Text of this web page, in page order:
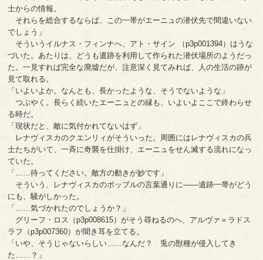
士からの情報。
それらを総合するならば、この一帯がエーニュの潜伏先で間違いない
でしょう」
そういうイルナス・フィンナへ、アト・サイン （p3p001394）はうな
づいた。あたりは、どうも遺跡を利用して作られた潜伏場所のようだっ
た。一見すれば完全な廃墟だが、注意深く見てみれば、人の生活の跡が
見て取れる。
「いよいよか。なんとも、長かったような、そうでないような」
つぶやく。長らく続いたエーニュとの縁も、いよいよここで終わらせ
る時だ。
「現状だと、敵に気付かれてないはず」
レナヴィスカのクエンリィがそういった。周囲にはレナヴィスカの兵
士たちがいて、一斉に奇襲を仕掛け、エーニュをせん滅する流れになっ
ていた。
「……待ってください。敵方の動きが妙です」
そういう、レナヴィスカのポップルの言葉通りに――遺跡一帯がどう
にも、騒がしかった。
「……気づかれたのでしょうか？」
グリーフ・ロス（p3p008615）がそう尋ねるのへ、アルヴァ＝ラドス
ラフ（p3p007360）が聞き耳を立てる。
「いや、そうじゃないらしい……なんだ？ 兎の獣種が侵入してき
た……？」